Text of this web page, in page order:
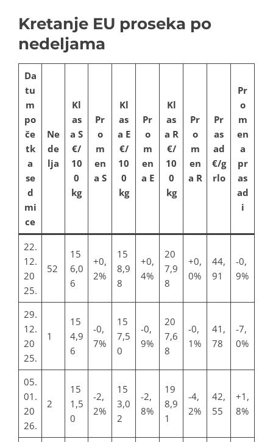
Kretanje EU proseka po
nedeljama
Da
tu
m
po
če
tk
a
se
d
mi
ce
Ne
de
lja
Kl
as
a S
€/
10
0
kg
Pr
o
m
en
a S
Kl
as
a E
€/
10
0
kg
Pr
o
m
en
a E
Kl
as
a R
€/
10
0
kg
Pr
o
m
en
a R
Pr
as
ad
€/g
rlo
Pr
o
m
en
a
pr
as
ad
i
22.
12.
20
25.
52
15
6,0
6
+0,
2%
15
8,9
8
+0,
4%
20
7,9
8
+0,
0%
44,
91
-0,
9%
29.
12.
20
25.
1
15
4,9
6
-0,
7%
15
7,5
0
-0,
9%
20
7,6
8
-0,
1%
41,
78
-7,
0%
05.
01.
20
26.
2
15
1,5
0
-2,
2%
15
3,0
2
-2,
8%
19
8,9
1
-4,
2%
42,
55
+1,
8%